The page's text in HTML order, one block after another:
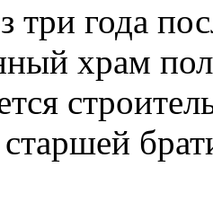
три года
храм